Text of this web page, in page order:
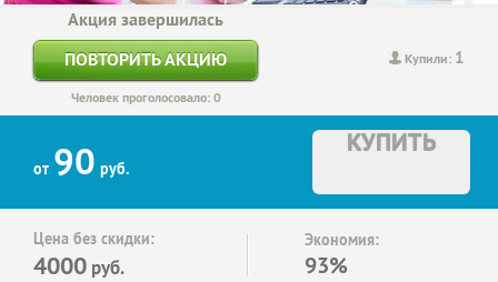
Купили: 1
Акция завершилась
ПОВТОРИТЬ АКЦИЮ
Человек проголосовало: 0
от 90 руб.
КУПИТЬ
Цена без скидки:
4000 руб.
Экономия:
93%